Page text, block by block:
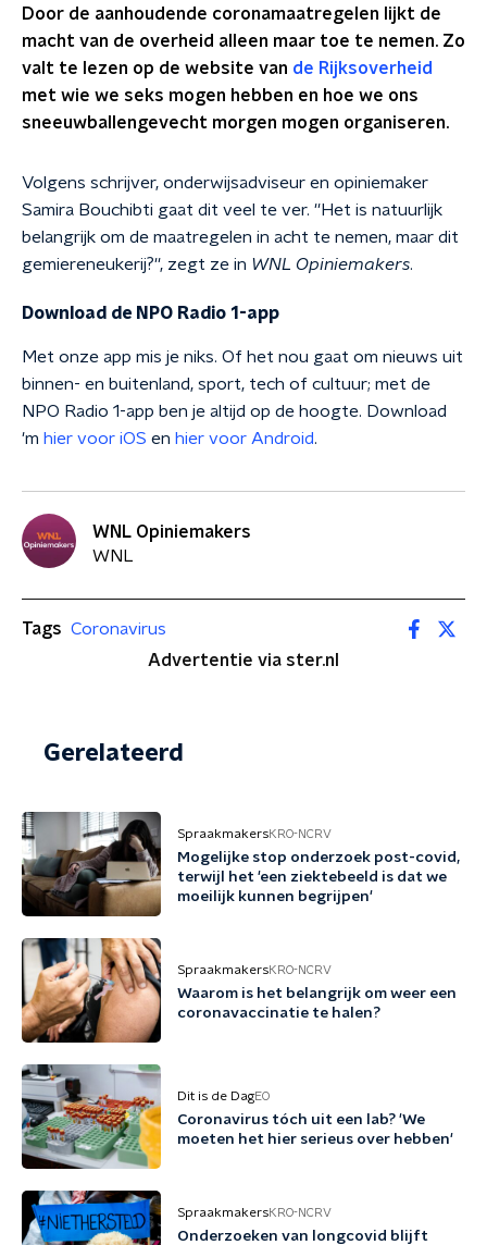
Door de aanhoudende coronamaatregelen lijkt de
macht van de overheid alleen maar toe te nemen. Zo
valt te lezen op de website van de Rijksoverheid
met wie we seks mogen hebben en hoe we ons
sneeuwballengevecht morgen mogen organiseren.
Volgens schrijver, onderwijsadviseur en opiniemaker
Samira Bouchibti gaat dit veel te ver. ''Het is natuurlijk
belangrijk om de maatregelen in acht te nemen, maar dit
gemiereneukerij?'', zegt ze in WNL Opiniemakers.
Download de NPO Radio 1-app
Met onze app mis je niks. Of het nou gaat om nieuws uit
binnen- en buitenland, sport, tech of cultuur; met de
NPO Radio 1-app ben je altijd op de hoogte. Download
'm hier voor iOS en hier voor Android.
WNL Opiniemakers
WNL
Tags Coronavirus
Advertentie via ster.nl
Gerelateerd
SpraakmakersKRO-NCRV
Mogelijke stop onderzoek post-covid,
terwijl het 'een ziektebeeld is dat we
moeilijk kunnen begrijpen'
SpraakmakersKRO-NCRV
Waarom is het belangrijk om weer een
coronavaccinatie te halen?
Dit is de DagEO
Coronavirus tóch uit een lab? 'We
moeten het hier serieus over hebben'
SpraakmakersKRO-NCRV
Onderzoeken van longcovid blijft